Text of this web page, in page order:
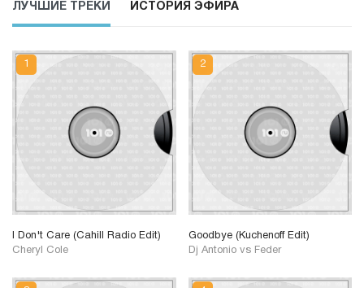
ЛУЧШИЕ ТРЕКИ ИСТОРИЯ ЭФИРА
I Don't Care (Cahill Radio Edit)
Cheryl Cole
Goodbye (Kuchenoff Edit)
Dj Antonio vs Feder